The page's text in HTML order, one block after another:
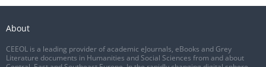
About
CEEOL is a leading provider of academic eJournals, eBooks and Grey
Literature documents in Humanities and Social Sciences from and about